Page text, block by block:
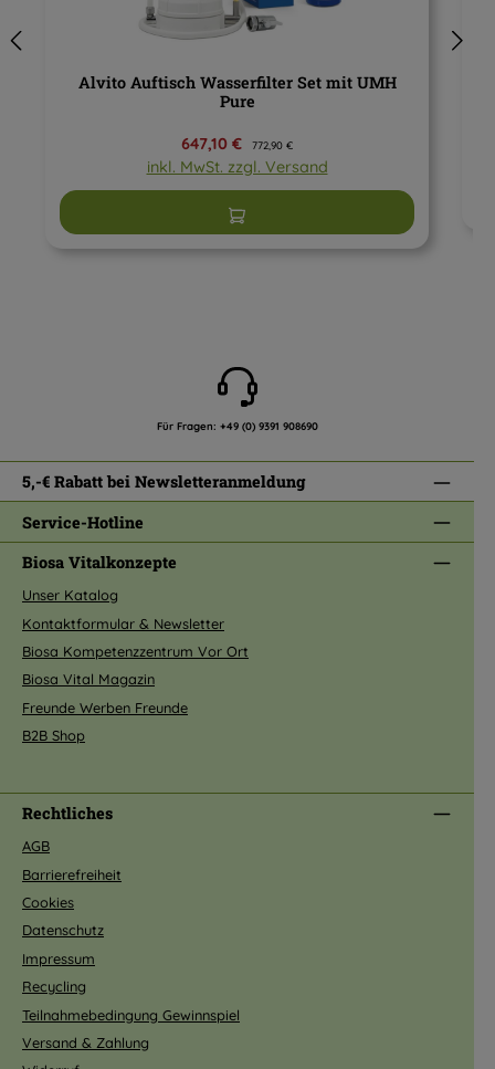
Alvito Auftisch Wasserfilter Set mit UMH
Pure
Verkaufspreis:
647,10 € Regulärer Preis:
772,90 €
inkl. MwSt. zzgl. Versand
In den Warenkorb
Für Fragen: +49 (0) 9391 908690
5,-€ Rabatt bei Newsletteranmeldung
Service-Hotline
Biosa Vitalkonzepte
Unser Katalog
Kontaktformular & Newsletter
Biosa Kompetenzzentrum Vor Ort
Biosa Vital Magazin
Freunde Werben Freunde
B2B Shop
Rechtliches
AGB
Barrierefreiheit
Cookies
Datenschutz
Impressum
Recycling
Teilnahmebedingung Gewinnspiel
Versand & Zahlung